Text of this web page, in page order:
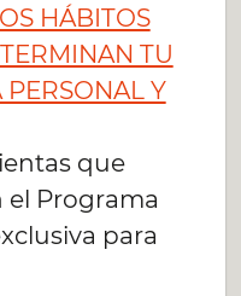
HÁBITOS
TU
Y
que
Programa
para